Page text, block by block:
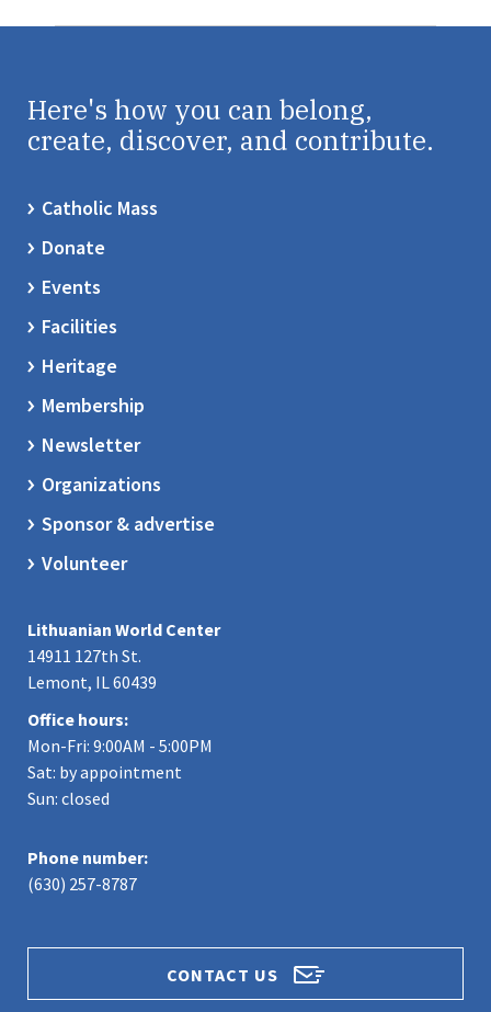
Here's how you can belong,
create, discover, and contribute.
Catholic Mass
Donate
Events
Facilities
Heritage
Membership
Newsletter
Organizations
Sponsor & advertise
Volunteer
Lithuanian World Center
14911 127th St.
Lemont, IL 60439
Office hours:
Mon-Fri: 9:00AM - 5:00PM
Sat: by appointment
Sun: closed
Phone number:
(630) 257-8787
CONTACT US